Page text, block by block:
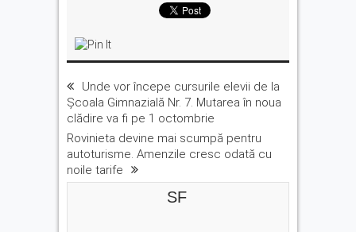
Unde vor începe cursurile elevii de la
Școala Gimnazială Nr. 7. Mutarea în noua
clădire va fi pe 1 octombrie
Rovinieta devine mai scumpă pentru
autoturisme. Amenzile cresc odată cu
noile tarife
SF